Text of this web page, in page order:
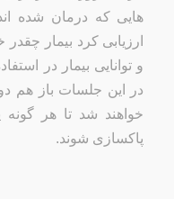
هایی که درمان شده
ارزیابی کرد بیمار
و توانایی بیمار در
در این جلسات باز هم
خواهند شد تا هر
پاکسازی شوند.